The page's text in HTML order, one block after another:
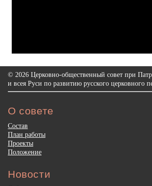
© 2026 Церковно-общественный совет при
и всея Руси по развитию русского церковного
О совете
Состав
План работы
Проекты
Положение
Новости